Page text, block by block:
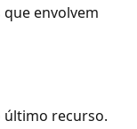
envolvem
último recurso.